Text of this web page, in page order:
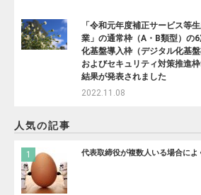
「令和元年度補正サービス等
業」の通常枠（A・B類型）の
化基盤導入枠（デジタル化基
およびセキュリティ対策推進
結果が発表されました
2022.11.08
人気の記事
代表取締役が複数人いる場合によ